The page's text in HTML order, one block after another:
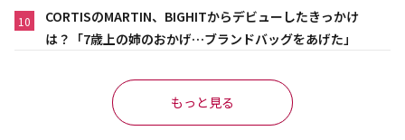
10
CORTISのMARTIN、BIGHITからデビューしたきっかけ
は？「7歳上の姉のおかげ…ブランドバッグをあげた」
もっと見る